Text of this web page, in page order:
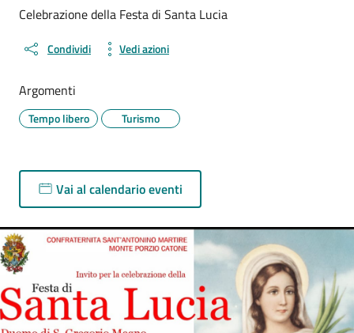
Celebrazione della Festa di Santa Lucia
Condividi Vedi azioni
Argomenti
Tempo libero Turismo
Vai al calendario eventi